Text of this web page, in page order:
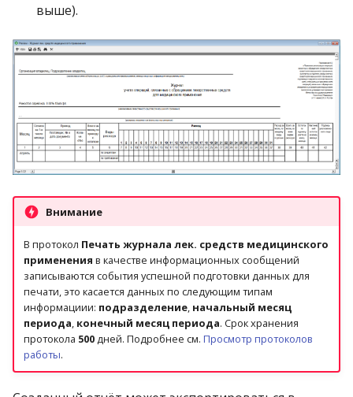
выше).
Внимание
В протокол Печать журнала лек. средств медицинского
применения в качестве информационных сообщений
записываются события успешной подготовки данных для
печати, это касается данных по следующим типам
информациии: подразделение, начальный месяц
периода, конечный месяц периода. Срок хранения
протокола 500дней. Подробнее см. Просмотр протоколов
работы.